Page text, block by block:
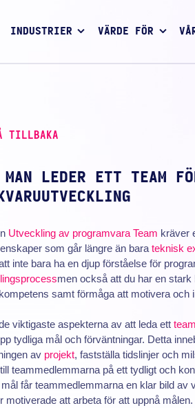
INDUSTRIER VÄRDE FÖR
TILLBAKA
MAN LEDER ETT TEAM
Utveckling av programvara Team kräver
som går längre än bara teknisk
inte bara ha en djup förståelse för
men också att du har en
samt förmåga att motivera och
viktigaste aspekterna av att leda ett
tydliga mål och förväntningar. Detta
av projekt, fastställa tidslinjer och
teammedlemmarna på ett tydligt och
får teammedlemmarna en klar bild av
motiverade att arbeta för att uppnå målen.